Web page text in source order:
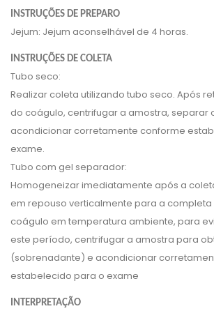
INSTRUÇÕES DE PREPARO
Jejum: Jejum aconselhável de 4 horas.
INSTRUÇÕES DE COLETA
Tubo seco:
Realizar coleta utilizando tubo seco. Após
do coágulo, centrifugar a amostra, separar
acondicionar corretamente conforme
exame.
Tubo com gel separador:
Homogeneizar imediatamente após a
em repouso verticalmente para a
coágulo em temperatura ambiente, para
este período, centrifugar a amostra para
(sobrenadante) e acondicionar
estabelecido para o exame
INTERPRETAÇÃO